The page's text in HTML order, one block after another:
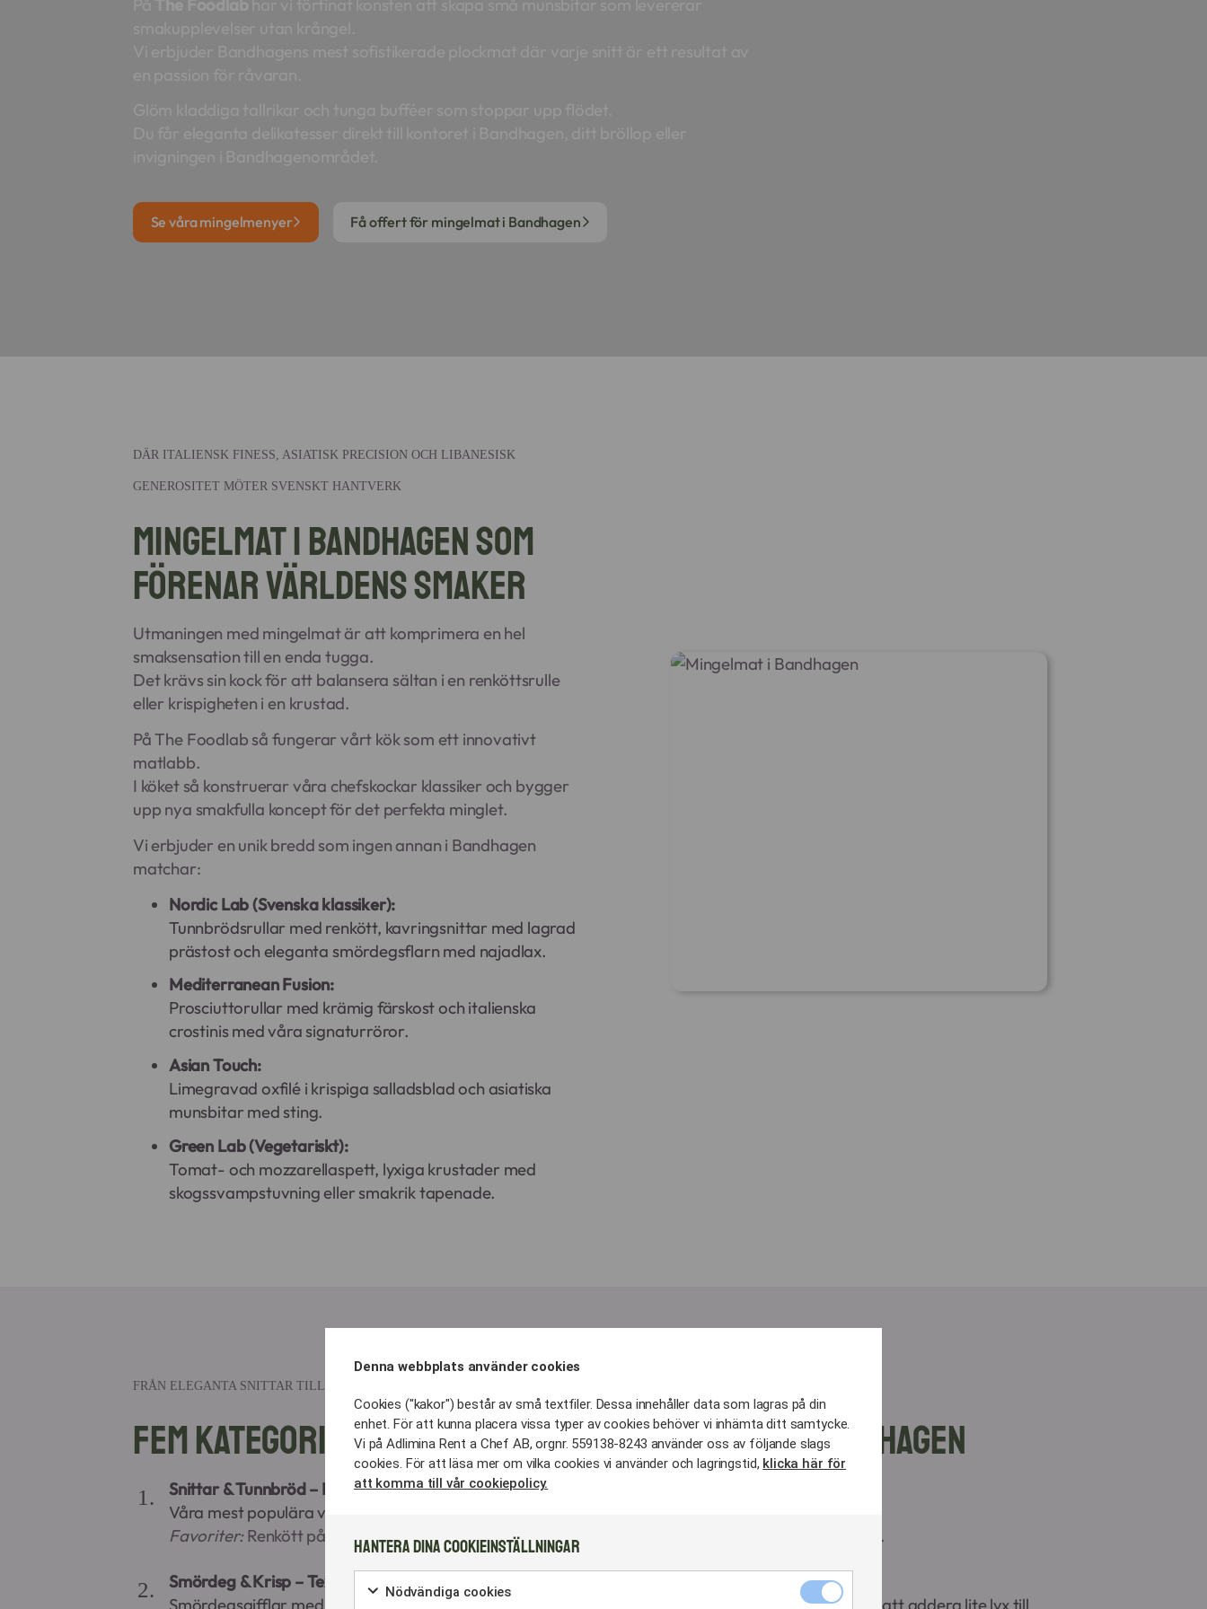
Se våra mingelmenyer Få offert för mingelmat i Bandhagen
DÄR ITALIENSK FINESS, ASIATISK PRECISION OCH LIBANESISK
GENEROSITET MÖTER SVENSKT HANTVERK
Mingelmat i Bandhagen som
förenar världens smaker
Utmaningen med mingelmat är att komprimera en hel
smaksensation till en enda tugga.
Det krävs sin kock för att balansera sältan i en renköttsrulle
eller krispigheten i en krustad.
På The Foodlab så fungerar vårt kök som ett innovativt
matlabb.
I köket så konstruerar våra chefskockar klassiker och bygger
upp nya smakfulla koncept för det perfekta minglet.
Vi erbjuder en unik bredd som ingen annan i Bandhagen
matchar:
Nordic Lab (Svenska klassiker):
Tunnbrödsrullar med renkött, kavringsnittar med lagrad
prästost och eleganta smördegsflarn med najadlax.
Mediterranean Fusion:
Prosciuttorullar med krämig färskost och italienska
crostinis med våra signaturröror.
Asian Touch:
Limegravad oxfilé i krispiga salladsblad och asiatiska
munsbitar med sting.
Green Lab (Vegetariskt):
Tomat- och mozzarellaspett, lyxiga krustader med
skogssvampstuvning eller smakrik tapenade.
FRÅN ELEGANTA SNITTAR TILL MODERNA SLIDERS – HANDPLOCKADE FAVORITER FÖR VARJE SMAKPALETT
Fem kategorier av mingelmat för ditt event i Bandhagen
Snittar & Tunnbröd – Den nordiska själen
Våra mest populära val för traditionella firanden i Bandhagen.
Favoriter:Renkött på mjukt tunnbröd, kavringsnittar med prästost och klassiska laxsnittar med dill.
Smördeg & Krisp – Textur i fokus
Smördegsgifflar med skinka och söta fikon eller krispiga flarn med najadlax. Det perfekta valet för att addera lite lyx till
Denna webbplats använder cookies
Cookies ("kakor") består av små textfiler. Dessa innehåller data som lagras på din
enhet. För att kunna placera vissa typer av cookies behöver vi inhämta ditt samtycke.
Vi på Adlimina Rent a Chef AB, orgnr. 559138-8243 använder oss av följande slags
cookies. För att läsa mer om vilka cookies vi använder och lagringstid, klicka här för
att komma till vår cookiepolicy.
Hantera dina cookieinställningar
Nödvändiga cookies
Nödvändiga